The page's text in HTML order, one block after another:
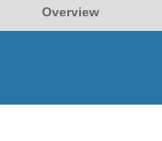
Overview